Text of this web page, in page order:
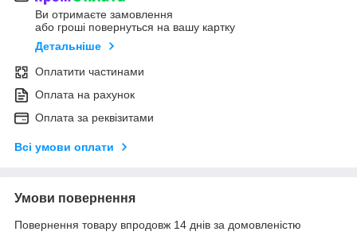
Ви отримаєте замовлення
або гроші повернуться на вашу картку
Детальніше
Оплатити частинами
Оплата на рахунок
Оплата за реквізитами
Всі умови оплати
Умови повернення
Повернення товару впродовж 14 днів за домовленістю